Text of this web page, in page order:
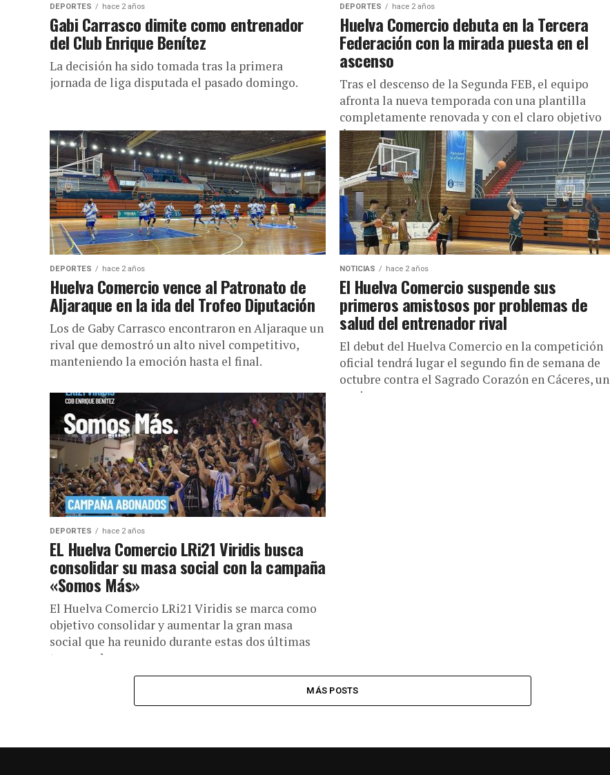
DEPORTES hace 2 años
Gabi Carrasco dimite como entrenador
del Club Enrique Benítez
La decisión ha sido tomada tras la primera
jornada de liga disputada el pasado domingo.
DEPORTES hace 2 años
Huelva Comercio debuta en la Tercera
Federación con la mirada puesta en el
ascenso
Tras el descenso de la Segunda FEB, el equipo
afronta la nueva temporada con una plantilla
completamente renovada y con el claro objetivo
de regresar a...
DEPORTES hace 2 años
Huelva Comercio vence al Patronato de
Aljaraque en la ida del Trofeo Diputación
Los de Gaby Carrasco encontraron en Aljaraque un
rival que demostró un alto nivel competitivo,
manteniendo la emoción hasta el final.
NOTICIAS hace 2 años
El Huelva Comercio suspende sus
primeros amistosos por problemas de
salud del entrenador rival
El debut del Huelva Comercio en la competición
oficial tendrá lugar el segundo fin de semana de
octubre contra el Sagrado Corazón en Cáceres, un
equipo...
DEPORTES hace 2 años
EL Huelva Comercio LRi21 Viridis busca
consolidar su masa social con la campaña
«Somos Más»
El Huelva Comercio LRi21 Viridis se marca como
objetivo consolidar y aumentar la gran masa
social que ha reunido durante estas dos últimas
temporadas, ya que...
MÁS POSTS